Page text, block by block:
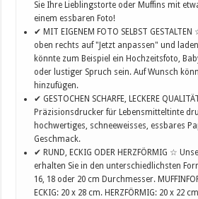
Sie Ihre Lieblingstorte oder Muffins mit
einem essbaren Foto!
✔ MIT EIGENEM FOTO SELBST
oben rechts auf "Jetzt anpassen" und
könnte zum Beispiel ein Hochzeitsfoto,
oder lustiger Spruch sein. Auf Wunsch
hinzufügen.
✔ GESTOCHEN SCHARFE, LECKERE
Präzisionsdrucker für Lebensmitteltinte
hochwertiges, schneeweisses, essbares
Geschmack.
✔ RUND, ECKIG ODER HERZFÖRMIG ☆
erhalten Sie in den unterschiedlichsten
16, 18 oder 20 cm Durchmesser.
ECKIG: 20 x 28 cm. HERZFÖRMIG: 20 x 22